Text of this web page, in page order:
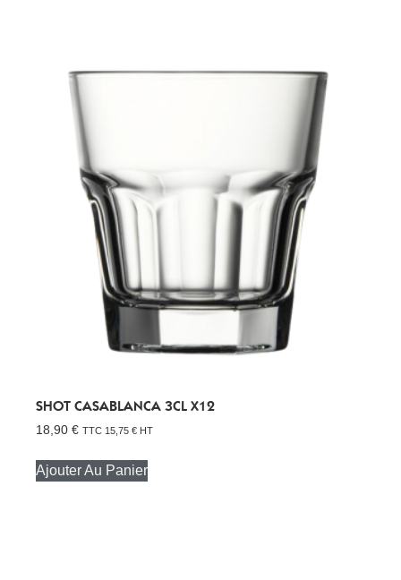
SHOT CASABLANCA 3CL X12
18,90 € TTC 15,75 € HT
Ajouter Au Panier